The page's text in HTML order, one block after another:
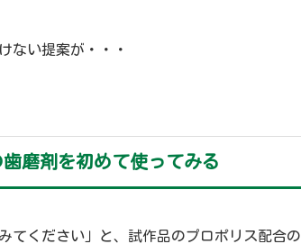
ない提案が・・・
磨剤を初めて使ってみる
てください」と、試作品のプロポリス配合